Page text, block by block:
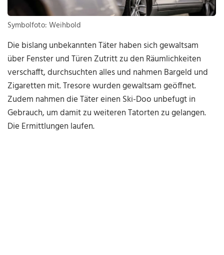
Symbolfoto: Weihbold
Die bislang unbekannten Täter haben sich gewaltsam
über Fenster und Türen Zutritt zu den Räumlichkeiten
verschafft, durchsuchten alles und nahmen Bargeld und
Zigaretten mit. Tresore wurden gewaltsam geöffnet.
Zudem nahmen die Täter einen Ski-Doo unbefugt in
Gebrauch, um damit zu weiteren Tatorten zu gelangen.
Die Ermittlungen laufen.